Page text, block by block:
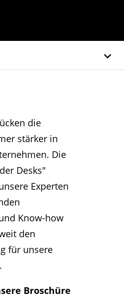
die
stärker in
Die
Desks"
Experten
Know-how
den
für unsere
Broschüre